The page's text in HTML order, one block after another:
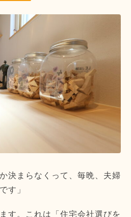
決まらなくって、毎晩、夫婦
す」
す。これは「住宅会社選びを